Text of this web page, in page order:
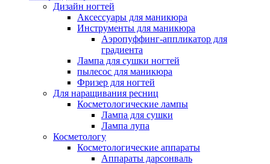
Дизайн ногтей
Аксессуары для маникюра
Инструменты для маникюра
Аэропуффинг-аппликатор для
градиента
Лампа для сушки ногтей
пылесос для маникюра
Фризер для ногтей
Для наращивания ресниц
Косметологические лампы
Лампа для сушки
Лампа лупа
Косметологу
Косметологические аппараты
Аппараты дарсонваль